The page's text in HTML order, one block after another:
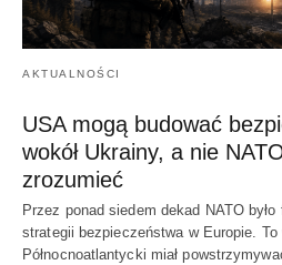
AKTUALNOŚCI
USA mogą budować
wokół Ukrainy, a nie
zrozumieć
Przez ponad siedem dekad NATO
strategii bezpieczeństwa w Europie. To
Północnoatlantycki miał